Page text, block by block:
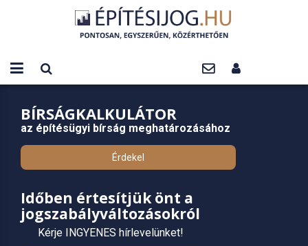
BÍRSÁGKALKULÁTOR
az építésügyi bírság meghatározásához
Érdekel
Időben értesítjük önt a
jogszabályváltozásokról
Kérje INGYENES hírlevelünket!